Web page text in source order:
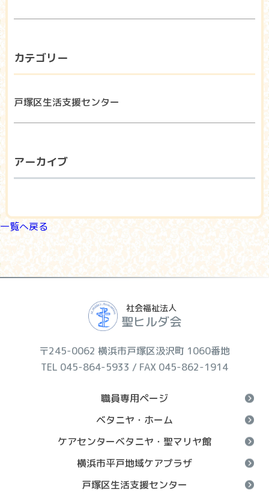
カテゴリー
戸塚区生活支援センター
アーカイブ
一覧へ戻る
社会福祉法人
聖ヒルダ会
〒245-0062 横浜市戸塚区汲沢町 1060番地
TEL 045-864-5933 / FAX 045-862-1914
職員専用ページ
ベタニヤ・ホーム
ケアセンターベタニヤ・聖マリヤ館
横浜市平戸地域ケアプラザ
戸塚区生活支援センター